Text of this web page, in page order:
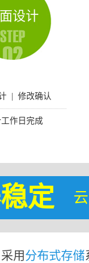
设计
| 修改确认
工作日完成
定
用分布式存储